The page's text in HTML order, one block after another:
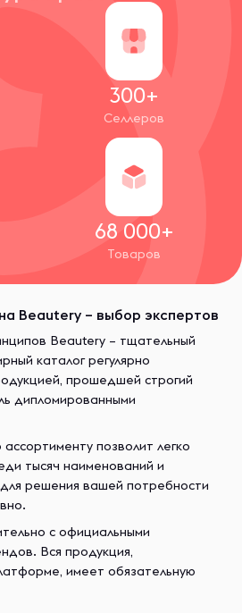
300+
Селлеров
68 000+
Товаров
Beautery – выбор экспертов
Beautery – тщательный
каталог регулярно
прошедшей строгий
дипломированными
позволит легко
тысяч наименований и
решения вашей потребности
с официальными
Вся продукция,
имеет обязательную